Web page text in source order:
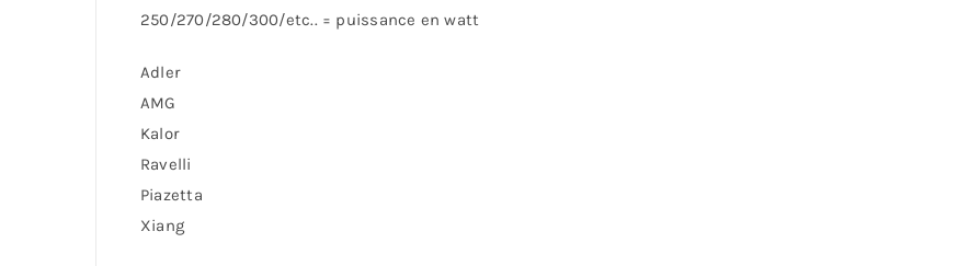
250/270/280/300/etc.. = puissance en watt
Adler
AMG
Kalor
Ravelli
Piazetta
Xiang